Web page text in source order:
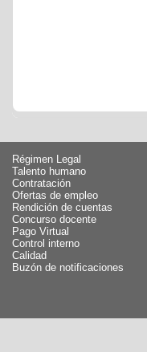
Régimen Legal
Talento humano
Contratación
Ofertas de empleo
Rendición de cuentas
Concurso docente
Pago Virtual
Control interno
Calidad
Buzón de notificaciones